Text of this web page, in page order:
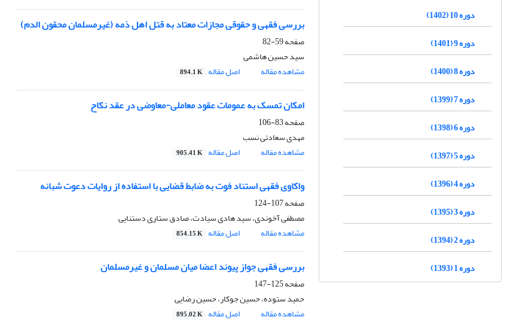
بررسی فقهی و حقوقی مجازات معتاد به قتل اهل ذمه (غیرمسلمان محقون الدم)
صفحه59-82
سید حسین هاشمی
مشاهده مقاله
اصل مقاله 894.1 K
امکان تمسک به عمومات عقود معاملی-معاوضی در عقد نکاح
صفحه83-106
مهدی سعادتی نسب
مشاهده مقاله
اصل مقاله 905.41 K
واکاوی فقهی استناد فوت به ضابط قضایی با استفاده از روایات دعوت شبانه
صفحه107-124
مصطفی آخوندی، سید هادی سیادت، صادق ستاری دستنایی
مشاهده مقاله
اصل مقاله 854.15 K
بررسی فقهی جواز پیوند اعضا میان مسلمان و غیرمسلمان
صفحه125-147
حمید ستوده، حسین جوکار، حسین رضایی
مشاهده مقاله
اصل مقاله 895.02 K
دوره 10 (1402)
دوره 9 (1401)
دوره 8 (1400)
دوره 7 (1399)
دوره 6 (1398)
دوره 5 (1397)
دوره 4 (1396)
دوره 3 (1395)
دوره 2 (1394)
دوره 1 (1393)